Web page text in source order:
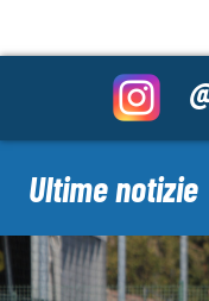
Ultime notizie